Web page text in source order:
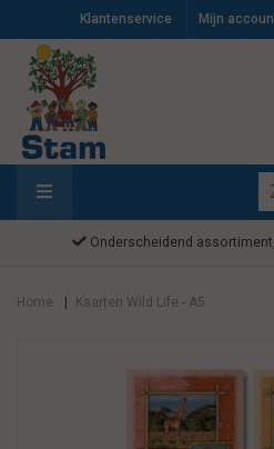
Klantenservice Mijn
Onderscheidend
Home Kaarten Wild Life - A5